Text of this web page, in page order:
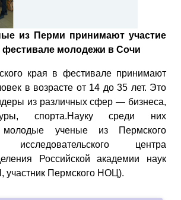
из Перми принимают участие
молодежи в Сочи
края в фестивале принимают
в возрасте от 14 до 35 лет. Это
из различных сфер — бизнеса,
спорта.Науку среди них
молодые ученые из Пермского
исследовательского центра
Российской академии наук
Пермского НОЦ).